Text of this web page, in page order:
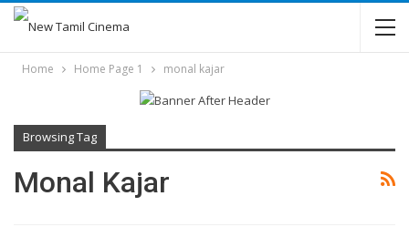
Home Home Page 1 monal kajar
Browsing Tag
Monal Kajar